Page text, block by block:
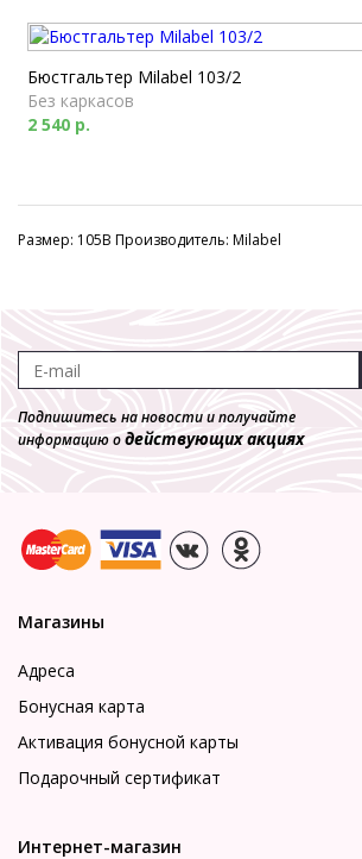
Бюстгальтер Milabel 103/2
Без каркасов
2 540 р.
Размер: 105B Производитель: Milabel
Подпишитесь на новости и получайте
информацию одействующих акциях
Магазины
Адреса
Бонусная карта
Активация бонусной карты
Подарочный сертификат
Интернет-магазин